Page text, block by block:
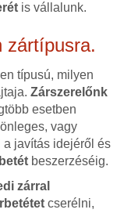
is vállalunk.
zártípusra.
típusú, milyen
Zárszerelőnk
esetben
vagy
javítás idejéről és
beszerzéséig.
zárral
cserélni,